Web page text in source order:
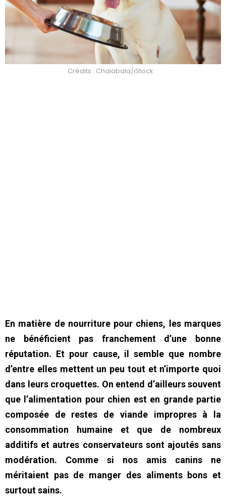
Crédits : Chalabala/iStock
En matière de nourriture pour chiens, les marques
ne bénéficient pas franchement d’une bonne
réputation. Et pour cause, il semble que nombre
d’entre elles mettent un peu tout et n’importe quoi
dans leurs croquettes. On entend d’ailleurs souvent
que l’alimentation pour chien est en grande partie
composée de restes de viande impropres à la
consommation humaine et que de nombreux
additifs et autres conservateurs sont ajoutés sans
modération. Comme si nos amis canins ne
méritaient pas de manger des aliments bons et
surtout sains.